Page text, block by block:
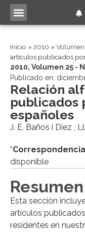
Inicio »2010 »
artículos publicados
2010, Volumen 25 -
Publicado en:
Relación
publicados
españoles
J. E. Baños i Díez ,
*
disponible
Resumen
Esta sección
artículos
residentes en